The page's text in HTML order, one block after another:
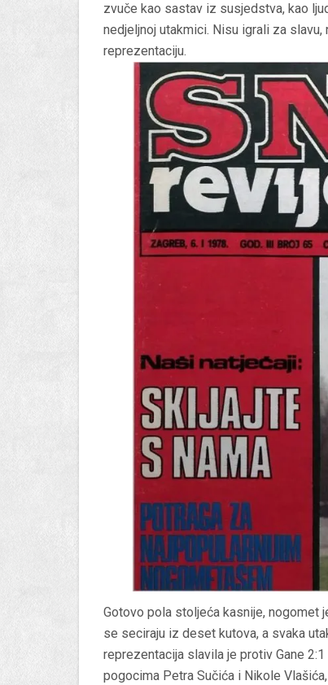
zvuče kao sastav iz susjedstva, kao
nedjeljnoj utakmici. Nisu igrali za
reprezentaciju.
Gotovo pola stoljeća kasnije, nogomet
se seciraju iz deset kutova, a svaka
reprezentacija slavila je protiv Gane
pogocima Petra Sučića i Nikole